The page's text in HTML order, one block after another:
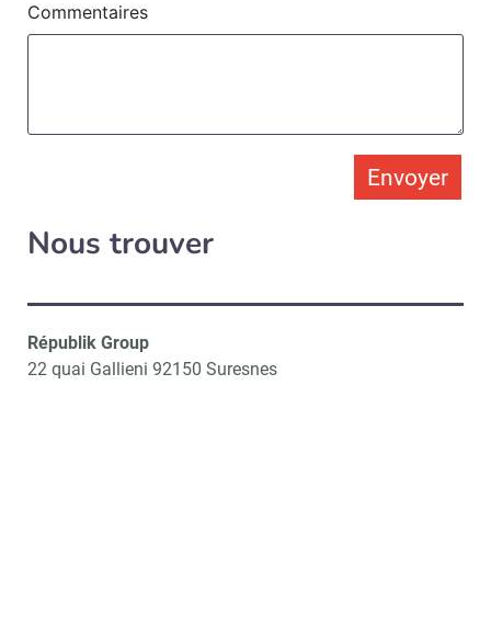
Commentaires
Envoyer
Nous trouver
Républik Group
22 quai Gallieni 92150 Suresnes